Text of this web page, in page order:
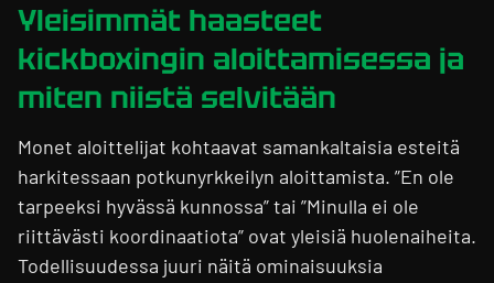
Yleisimmät haasteet
kickboxingin aloittamisessa ja
miten niistä selvitään
Monet aloittelijat kohtaavat samankaltaisia esteitä
harkitessaan potkunyrkkeilyn aloittamista. ”En ole
tarpeeksi hyvässä kunnossa” tai ”Minulla ei ole
riittävästi koordinaatiota” ovat yleisiä huolenaiheita.
Todellisuudessa juuri näitä ominaisuuksia